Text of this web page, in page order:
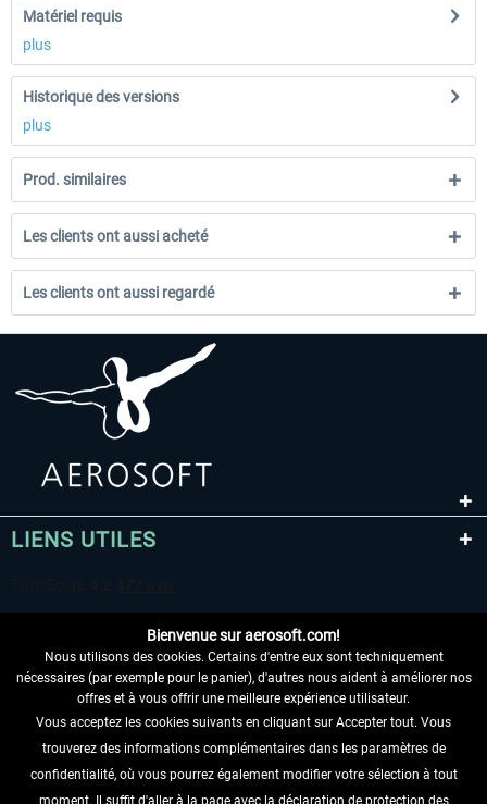
Matériel requis
plus
Historique des versions
plus
Prod. similaires
Les clients ont aussi acheté
Les clients ont aussi regardé
LIENS UTILES
RENONCER AU CONTRAT ICI
INFORMATIONS
Bienvenue sur aerosoft.com!
Nous utilisons des cookies. Certains d'entre eux sont techniquement
nécessaires (par exemple pour le panier), d'autres nous aident à améliorer nos
offres et à vous offrir une meilleure expérience utilisateur.
Vous acceptez les cookies suivants en cliquant sur Accepter tout. Vous
trouverez des informations complémentaires dans les paramètres de
confidentialité, où vous pourrez également modifier votre sélection à tout
moment. Il suffit d'aller à la page avec la déclaration de protection des